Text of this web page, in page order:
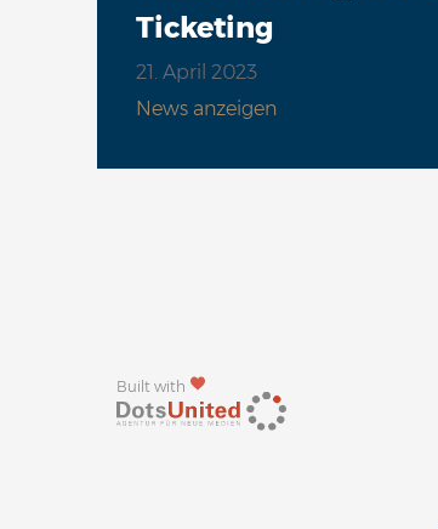
Ticketing
21. April 2023
News anzeigen
Built with